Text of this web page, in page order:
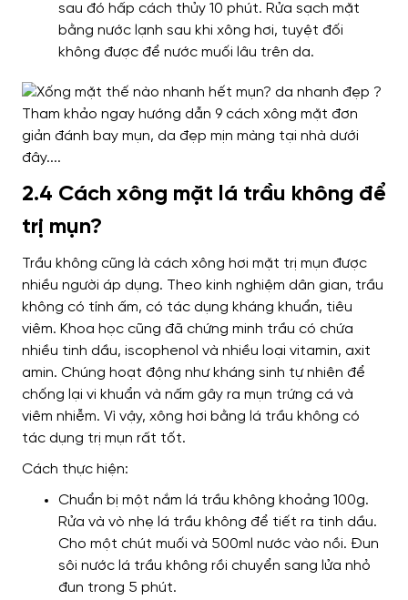
sau đó hấp cách thủy 10 phút. Rửa sạch mặt
bằng nước lạnh sau khi xông hơi, tuyệt đối
không được để nước muối lâu trên da.
2.4 Cách xông mặt lá trầu không để
trị mụn?
Trầu không cũng là cách xông hơi mặt trị mụn được
nhiều người áp dụng. Theo kinh nghiệm dân gian, trầu
không có tính ấm, có tác dụng kháng khuẩn, tiêu
viêm. Khoa học cũng đã chứng minh trầu có chứa
nhiều tinh dầu, iscophenol và nhiều loại vitamin, axit
amin. Chúng hoạt động như kháng sinh tự nhiên để
chống lại vi khuẩn và nấm gây ra mụn trứng cá và
viêm nhiễm. Vì vậy, xông hơi bằng lá trầu không có
tác dụng trị mụn rất tốt.
Cách thực hiện:
Chuẩn bị một nắm lá trầu không khoảng 100g.
Rửa và vò nhẹ lá trầu không để tiết ra tinh dầu.
Cho một chút muối và 500ml nước vào nồi. Đun
sôi nước lá trầu không rồi chuyển sang lửa nhỏ
đun trong 5 phút.